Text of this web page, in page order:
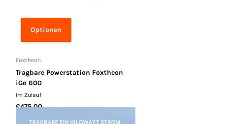
Optionen
Foxtheon
Tragbare Powerstation Foxtheon
iGo 600
Im Zulauf
€475,00